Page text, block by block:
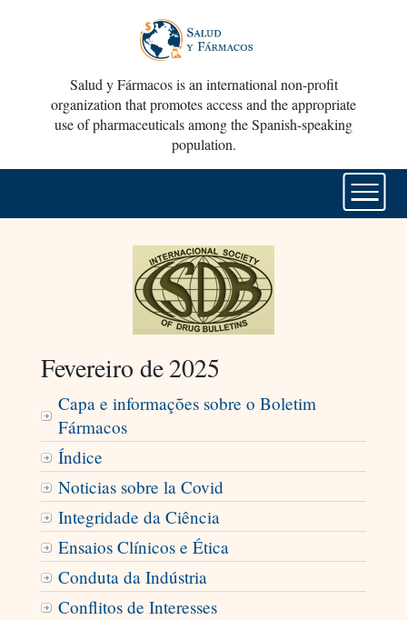
Salud y Fármacos is an international non-profit
organization that promotes access and the appropriate
use of pharmaceuticals among the Spanish-speaking
population.
Fevereiro de 2025
Capa e informações sobre o Boletim
Fármacos
Índice
Noticias sobre la Covid
Integridade da Ciência
Ensaios Clínicos e Ética
Conduta da Indústria
Conflitos de Interesses